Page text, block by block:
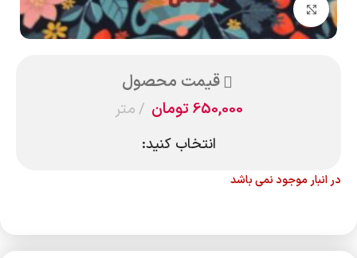
بزرگنمایی تصویر
قیمت محصول
650,000تومان متر
انتخاب کنید:
در انبار موجود نمی باشد